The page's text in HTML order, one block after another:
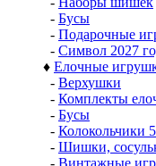
- Бусы
- Подарочные
- Символ 2027
♦ Елочные
- Верхушки
- Комплекты
- Бусы
- Колокольчики
- Шишки,
- Винтажные